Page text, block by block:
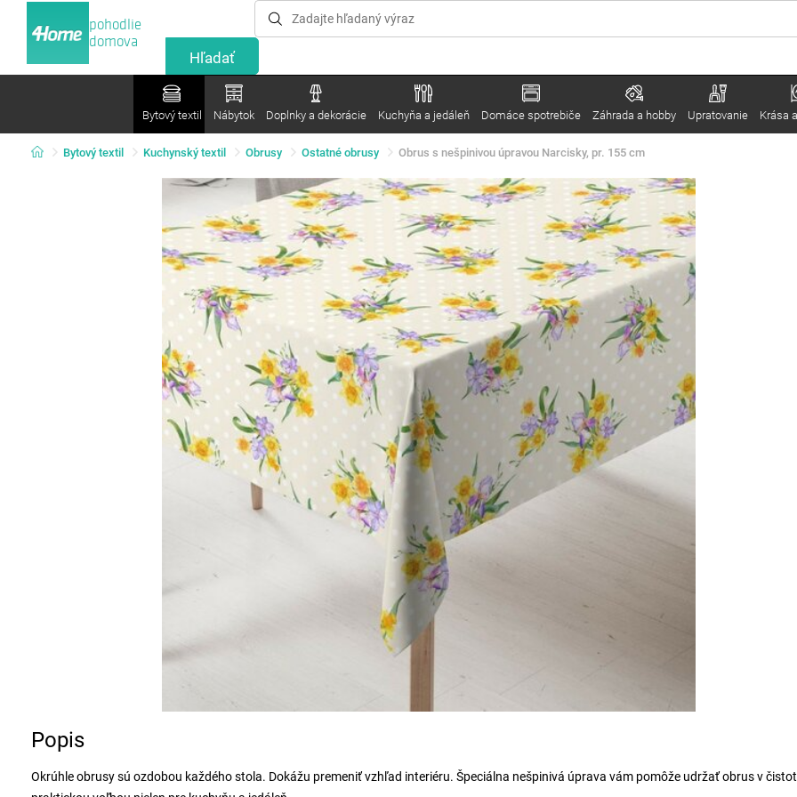
pohodlie
domova
Bytový textil Nábytok Doplnky a dekorácie Kuchyňa a jedáleň Domáce spotrebiče Záhrada a hobby Upratovanie Krása
Bytový textil Kuchynský textil Obrusy Ostatné obrusy Obrus s nešpinivou úpravou Narcisky, pr. 155 cm
Popis
Okrúhle obrusy sú ozdobou každého stola. Dokážu premeniť vzhľad interiéru. Špeciálna nešpinivá úprava vám pomôže udržať obrus v